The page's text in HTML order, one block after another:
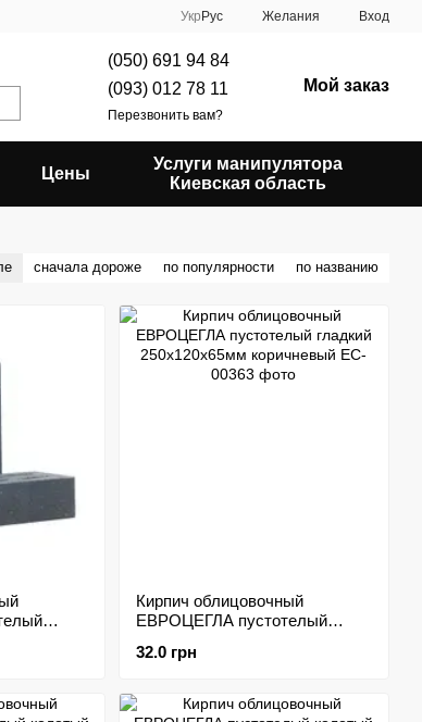
Укр Рус Желания Вход
(050) 691 94 84
(093) 012 78 11
Перезвонить вам?
Мой заказ
Цены
Услуги манипулятора
Киевская область
сначала дороже по популярности по названию
Кирпич облицовочный
ЕВРОЦЕГЛА пустотелый
коричневый
32.0 грн